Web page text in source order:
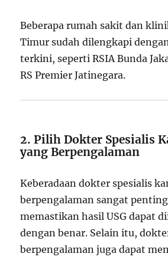
Beberapa rumah sakit dan
Timur sudah dilengkapi
terkini, seperti RSIA Bunda
RS Premier Jatinegara.
2. Pilih Dokter Spesialis
yang Berpengalaman
Keberadaan dokter spesialis
berpengalaman sangat
memastikan hasil USG dapat
dengan benar. Selain itu,
berpengalaman juga dapat